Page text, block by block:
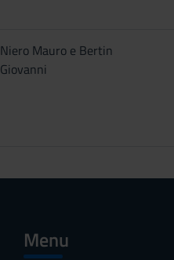
Niero Mauro e Bertin
Giovanni
Menu